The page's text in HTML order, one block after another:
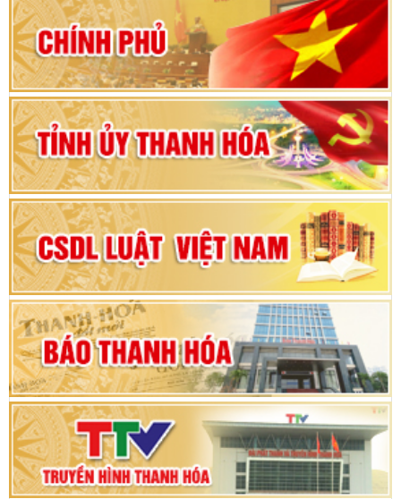
80 năm Quốc hội Việt Nam: vì lợi ích Nhân dân,
vì sự phát triển của đất nước
Bộ Chính trị duyệt nội dung Đại hội đại biểu
Đảng bộ tỉnh Thanh Hóa lần thứ XX, nhiệm kỳ
2025 - 2030
Đại hội đại biểu Đảng bộ xã Yên Thọ lần thứ I,
nhiệm kỳ 2025 – 2030
Đại hội Đảng bộ xã Yên Ninh lần thứ nhất,
nhiệm kỳ 2025 - 2030
Khai mạc Kỳ họp bất thường lần thứ 9, Quốc
hội khóa XV
Phiên thảo luận Kỳ họp thứ 24, HĐND tỉnh
Thanh Hóa khóa XVIII, nhiệm kỳ 2021 - 2026
Bế mạc Kỳ họp thứ hai bốn, Hội đồng nhân dân
tỉnh khoá XVIII